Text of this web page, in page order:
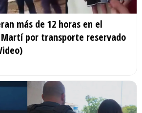
más de 12 horas en el
por transporte reservado